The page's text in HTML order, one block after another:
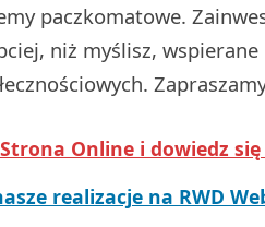
paczkomatowe.
niż myślisz,
Online i dowiedz się
realizacje na RWD